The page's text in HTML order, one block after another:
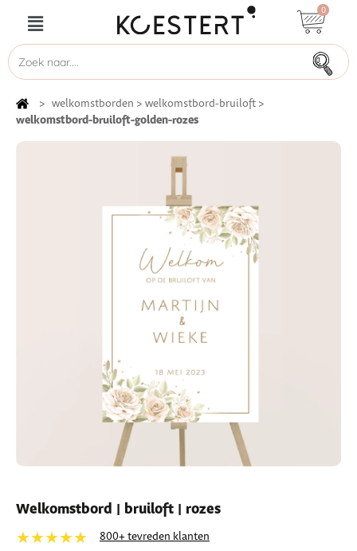
0
> welkomstborden > welkomstbord-bruiloft >
welkomstbord-bruiloft-golden-rozes
Welkomstbord | bruiloft | rozes
★★★★★ 800+ tevreden klanten